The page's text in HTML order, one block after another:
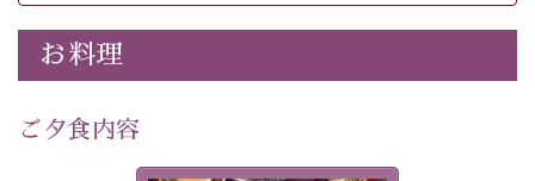
-----------【安心への取り組み】----------
個室料亭、貸切風呂のご利用が可能な上、 安心安全にご
滞在いただけるよう
徹底した衛生管理を行っております。
---------------------------------------------
お料理
ご夕食内容